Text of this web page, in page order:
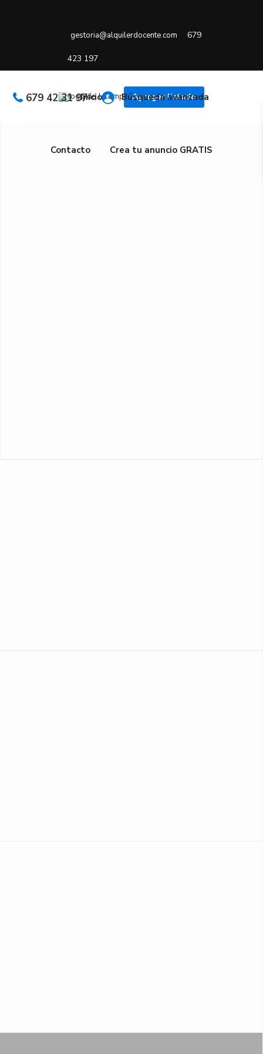
gestoria@alquilerdocente.com 679
423 197
Agregar listado
679 42 31 97Inicio Búsqueda avanzada
Contacto Crea tu anuncio GRATIS